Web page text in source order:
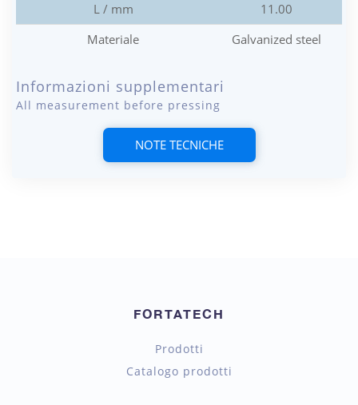
L / mm
11.00
Materiale
Galvanized steel
Informazioni supplementari
All measurement before pressing
NOTE TECNICHE
FORTATECH
Prodotti
Catalogo prodotti